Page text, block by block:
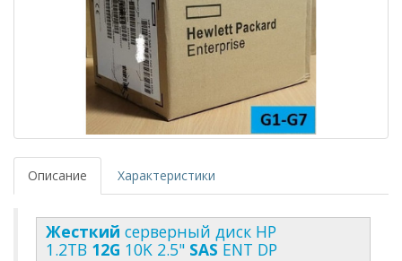
Описание Характеристики
Жесткий серверный диск HP
1.2TB 12G 10K 2.5" SAS ENT DP